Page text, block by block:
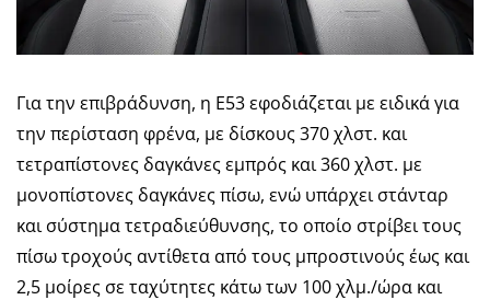
Για την επιβράδυνση, η Ε53 εφοδιάζεται με ειδικά για
την περίσταση φρένα, με δίσκους 370 χλστ. και
τετραπίστονες δαγκάνες εμπρός και 360 χλστ. με
μονοπίστονες δαγκάνες πίσω, ενώ υπάρχει στάνταρ
και σύστημα τετραδιεύθυνσης, το οποίο στρίβει τους
πίσω τροχούς αντίθετα από τους μπροστινούς έως και
2,5 μοίρες σε ταχύτητες κάτω των 100 χλμ./ώρα και